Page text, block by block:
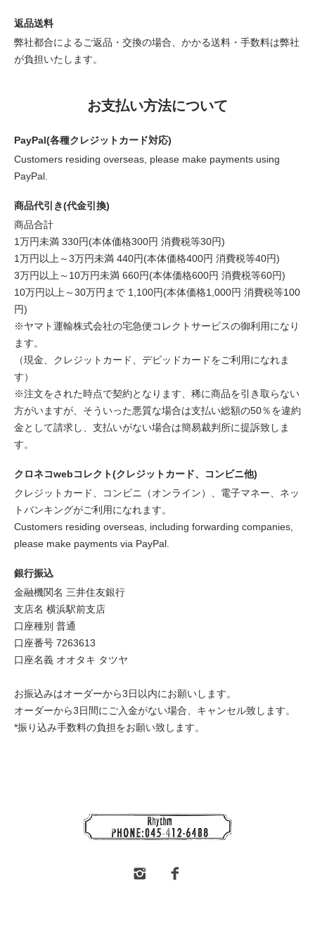
返品送料
弊社都合によるご返品・交換の場合、かかる送料・手数料は弊社
が負担いたします。
お支払い方法について
PayPal(各種クレジットカード対応)
Customers residing overseas, please make payments using
PayPal.
商品代引き(代金引換)
商品合計
1万円未満 330円(本体価格300円 消費税等30円)
1万円以上～3万円未満 440円(本体価格400円 消費税等40円)
3万円以上～10万円未満 660円(本体価格600円 消費税等60円)
10万円以上～30万円まで 1,100円(本体価格1,000円 消費税等100
円)
※ヤマト運輸株式会社の宅急便コレクトサービスの御利用になり
ます。
（現金、クレジットカード、デビッドカードをご利用になれま
す）
※注文をされた時点で契約となります、稀に商品を引き取らない
方がいますが、そういった悪質な場合は支払い総額の50％を違約
金として請求し、支払いがない場合は簡易裁判所に提訴致しま
す。
クロネコwebコレクト(クレジットカード、コンビニ他)
クレジットカード、コンビニ（オンライン）、電子マネー、ネッ
トバンキングがご利用になれます。
Customers residing overseas, including forwarding companies,
please make payments via PayPal.
銀行振込
金融機関名 三井住友銀行
支店名 横浜駅前支店
口座種別 普通
口座番号 7263613
口座名義 オオタキ タツヤ
お振込みはオーダーから3日以内にお願いします。
オーダーから3日間にご入金がない場合、キャンセル致します。
*振り込み手数料の負担をお願い致します。